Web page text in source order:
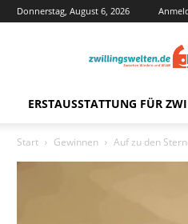
Donnerstag, August 6, 2026
ERSTAUSSTATTUNG FÜR
Start Gewinnen Auf zu den